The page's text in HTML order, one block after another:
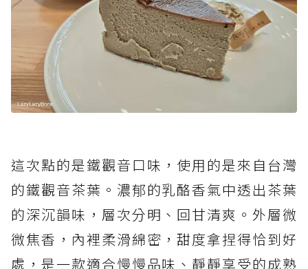
這次點的是鐵觀音口味，使用的是來自台灣
的鐵觀音茶葉。濃郁的乳酪香氣中透出茶葉
的深沉韻味，層次分明、回甘清爽。外層微
微焦香，內裡柔滑綿密，甜度拿捏得恰到好
處，是一款適合慢慢品味、靜靜享受的成熟